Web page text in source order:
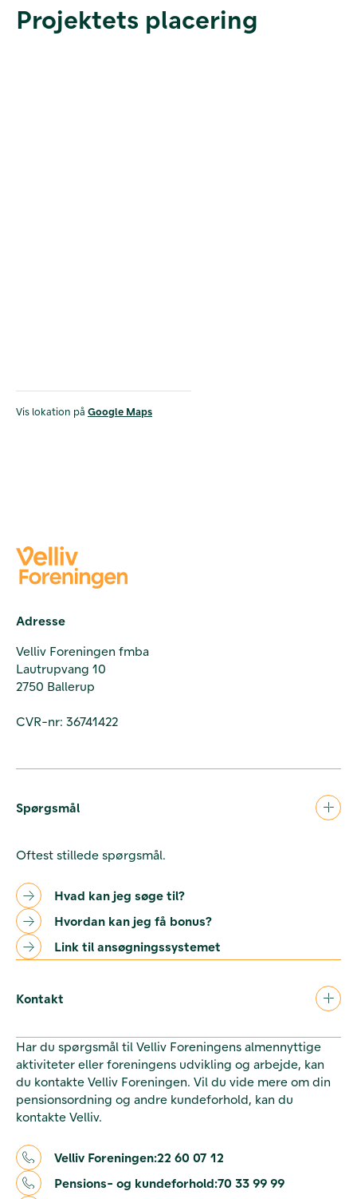
Projektets placering
Vis lokation på Google Maps
Adresse
Velliv Foreningen fmba
Lautrupvang 10
2750 Ballerup
CVR-nr: 36741422
Spørgsmål
Oftest stillede spørgsmål.
Hvad kan jeg søge til?
Hvordan kan jeg få bonus?
Link til ansøgningssystemet
Kontakt
Har du spørgsmål til Velliv Foreningens almennyttige
aktiviteter eller foreningens udvikling og arbejde, kan
du kontakte Velliv Foreningen. Vil du vide mere om din
pensionsordning og andre kundeforhold, kan du
kontakte Velliv.
Velliv Foreningen:22 60 07 12
Pensions- og kundeforhold:70 33 99 99